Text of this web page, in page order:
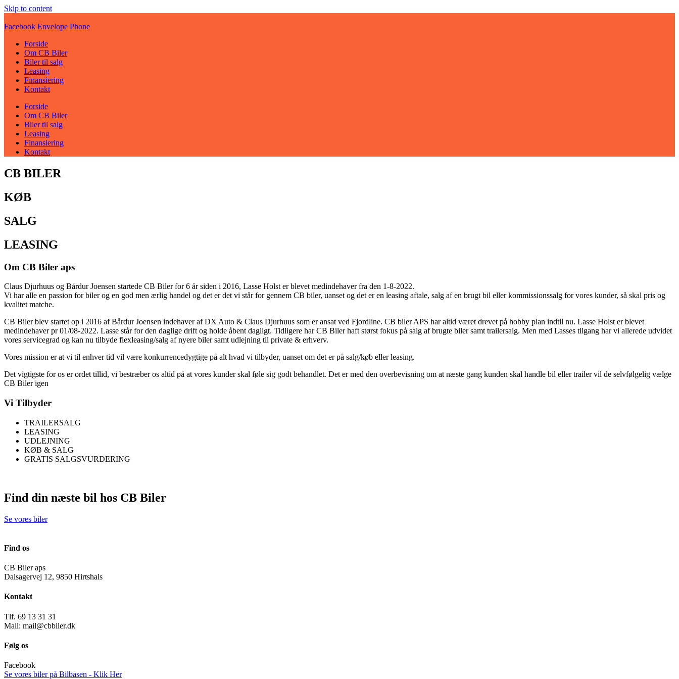
Skip to content
Facebook Envelope Phone
Forside
Om CB Biler
Biler til salg
Leasing
Finansiering
Kontakt
Forside
Om CB Biler
Biler til salg
Leasing
Finansiering
Kontakt
CB BILER
KØB
SALG
LEASING
Om CB Biler aps
Claus Djurhuus og Bårdur Joensen startede CB Biler for 6 år siden i 2016, Lasse Holst er blevet medindehaver fra den 1-8-2022.
Vi har alle en passion for biler og en god men ærlig handel og det er det vi står for gennem CB biler, uanset og det er en leasing aftale, salg af en brugt bil eller kommissionssalg for vores kunder, så skal pris og
kvalitet matche.
CB Biler blev startet op i 2016 af Bårdur Joensen indehaver af DX Auto & Claus Djurhuus som er ansat ved Fjordline. CB biler APS har altid været drevet på hobby plan indtil nu. Lasse Holst er blevet
medindehaver pr 01/08-2022. Lasse står for den daglige drift og holde åbent dagligt. Tidligere har CB Biler haft størst fokus på salg af brugte biler samt trailersalg. Men med Lasses tilgang har vi allerede udvidet
vores servicegrad og kan nu tilbyde flexleasing/salg af nyere biler samt udlejning til private & erhverv.
Vores mission er at vi til enhver tid vil være konkurrencedygtige på alt hvad vi tilbyder, uanset om det er på salg/køb eller leasing.
Det vigtigste for os er ordet tillid, vi bestræber os altid på at vores kunder skal føle sig godt behandlet. Det er med den overbevisning om at næste gang kunden skal handle bil eller trailer vil de selvfølgelig vælge
CB Biler igen
Vi Tilbyder
TRAILERSALG
LEASING
UDLEJNING
KØB & SALG
GRATIS SALGSVURDERING
Find din næste bil hos CB Biler
Se vores biler
Find os
CB Biler aps
Dalsagervej 12, 9850 Hirtshals
Kontakt
Tlf. 69 13 31 31
Mail: mail@cbbiler.dk
Følg os
Facebook
Se vores biler på Bilbasen - Klik Her